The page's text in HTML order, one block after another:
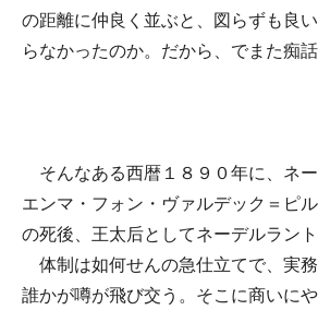
の距離に仲良く並ぶと、図らずも良
らなかったのか。だから、でまた痴
そんなある西暦１８９０年に、ネ
エンマ・フォン・ヴァルデック＝ピ
の死後、王太后としてネーデルラント
体制は如何せんの急仕立てで、実務
誰かが噂が飛び交う。そこに商いに